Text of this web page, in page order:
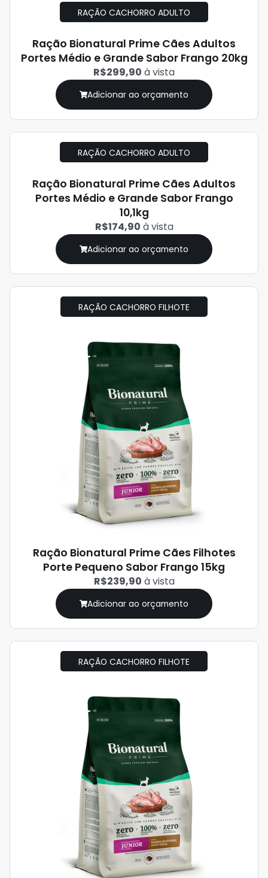
RAÇÃO CACHORRO ADULTO
Ração Bionatural Prime Cães Adultos
Portes Médio e Grande Sabor Frango 20kg
R$299,90 à vista
Adicionar ao orçamento
RAÇÃO CACHORRO ADULTO
Ração Bionatural Prime Cães Adultos
Portes Médio e Grande Sabor Frango
10,1kg
R$174,90 à vista
Adicionar ao orçamento
RAÇÃO CACHORRO FILHOTE
Ração Bionatural Prime Cães Filhotes
Porte Pequeno Sabor Frango 15kg
R$239,90 à vista
Adicionar ao orçamento
RAÇÃO CACHORRO FILHOTE